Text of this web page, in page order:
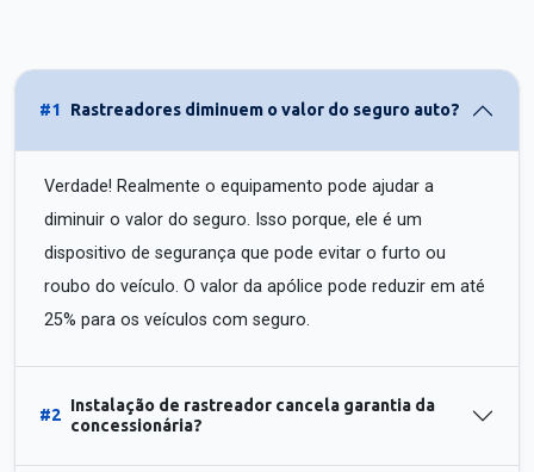
#1 Rastreadores diminuem o valor do seguro auto?
Verdade! Realmente o equipamento pode ajudar a
diminuir o valor do seguro. Isso porque, ele é um
dispositivo de segurança que pode evitar o furto ou
roubo do veículo. O valor da apólice pode reduzir em até
25% para os veículos com seguro.
#2
Instalação de rastreador cancela garantia da
concessionária?